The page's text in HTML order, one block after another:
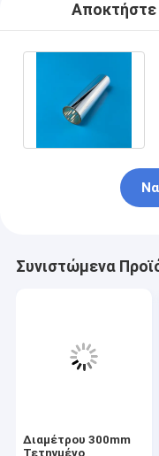
Αποκτήστε
Συνιστώμενα
Διαμέτρου 300mm
Τετηγμένο